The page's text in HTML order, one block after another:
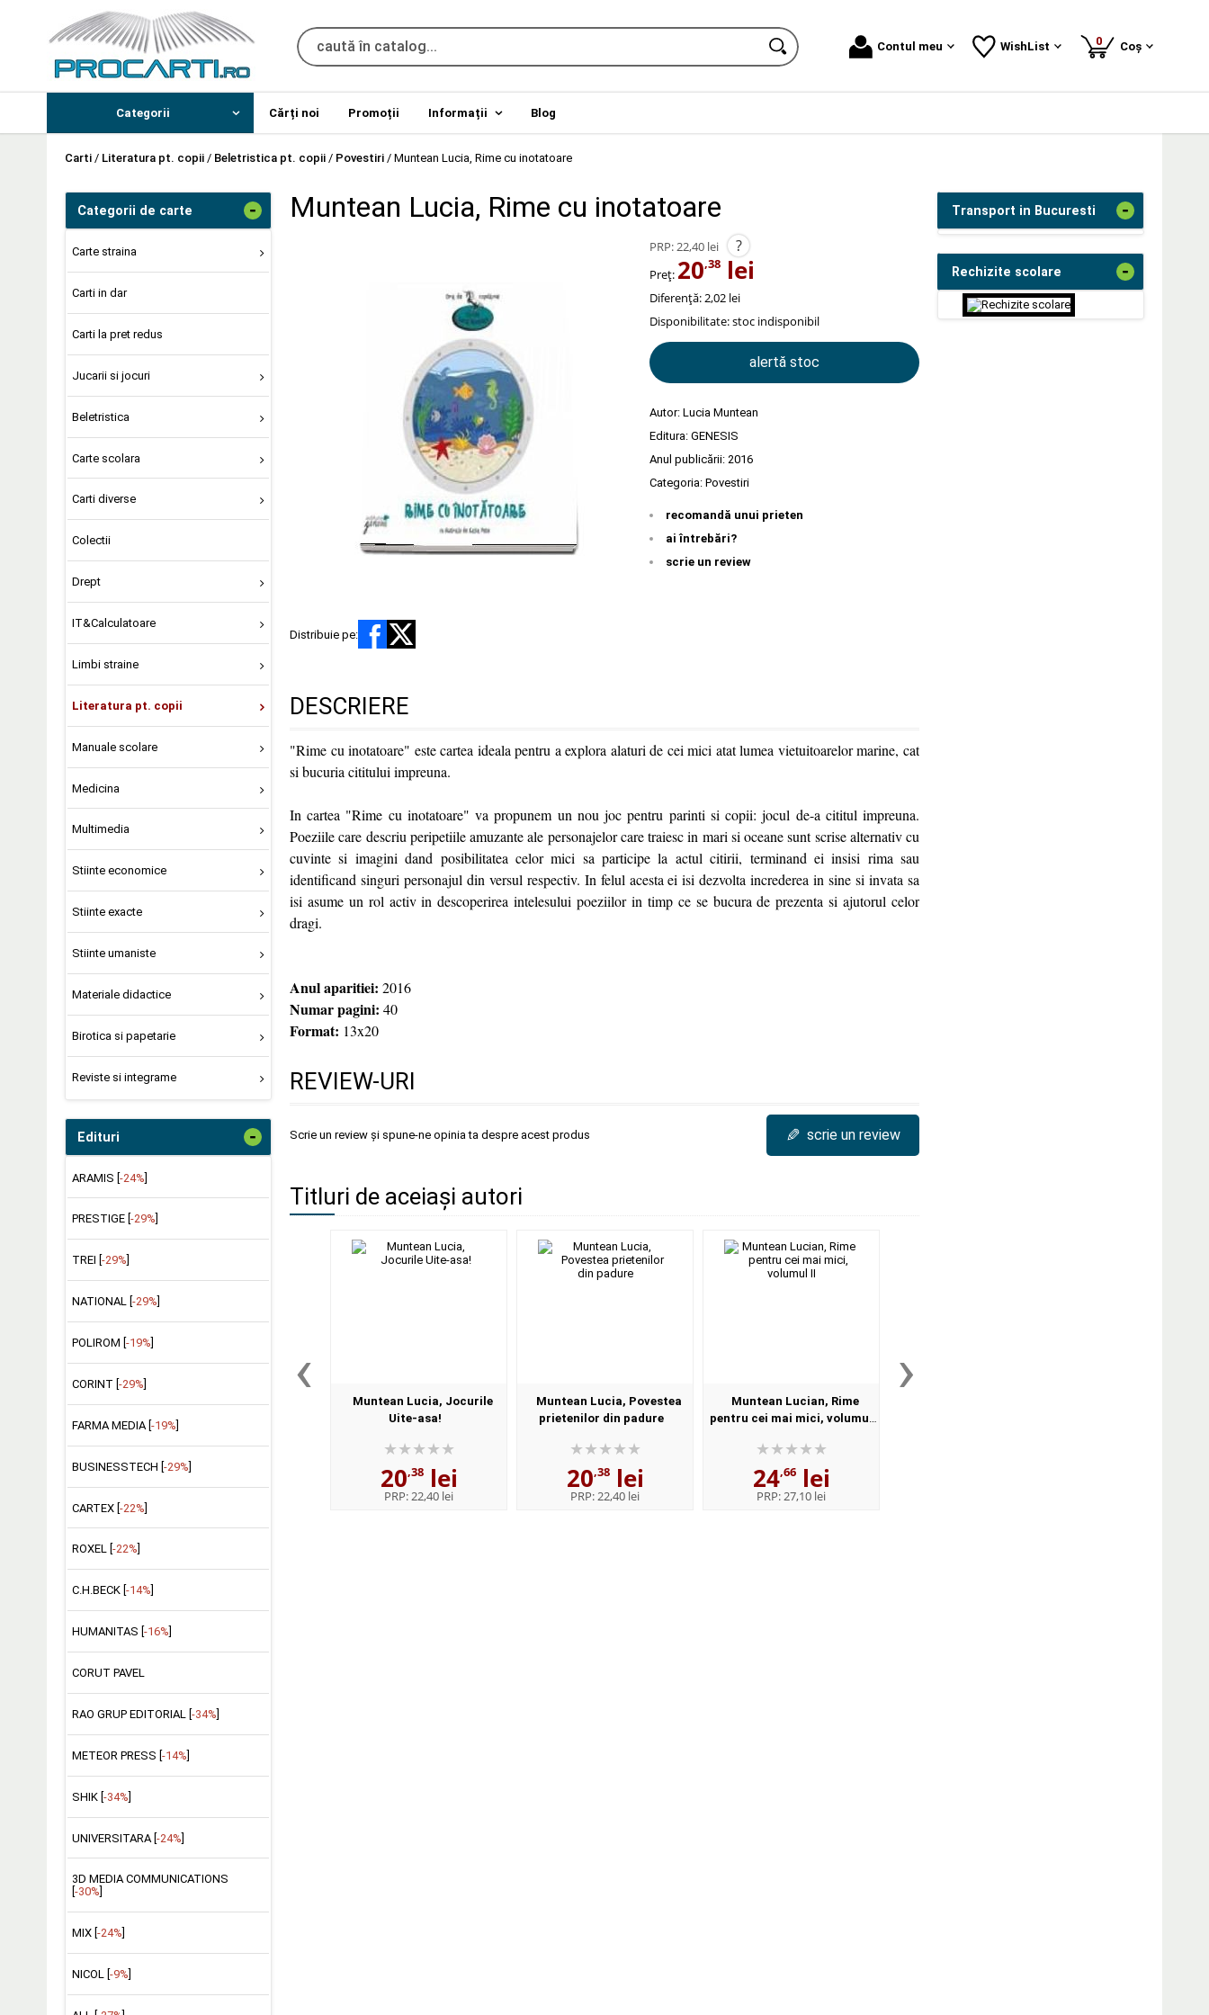
Contul meu WishList 0produse
Coș
Categorii Cărți noi Promoții Informații Blog
Carti / Literatura pt. copii / Beletristica pt. copii / Povestiri / Muntean Lucia, Rime cu inotatoare
Categorii de carte -
Carte straina
Carti in dar
Carti la pret redus
Jucarii si jocuri
Beletristica
Carte scolara
Carti diverse
Colectii
Drept
IT&Calculatoare
Limbi straine
Literatura pt. copii
Manuale scolare
Medicina
Multimedia
Stiinte economice
Stiinte exacte
Stiinte umaniste
Materiale didactice
Birotica si papetarie
Reviste si integrame
Edituri -
ARAMIS [-24%]
PRESTIGE [ -29%
TREI [ -29%
NATIONAL [ -29%
POLIROM [ -19%
CORINT [ -29%
FARMA MEDIA [ -19%
BUSINESSTECH [-29%]
CARTEX [-22%]
ROXEL [ -22%
C.H.BECK [ -14%
HUMANITAS [ -16%
CORUT PAVEL
RAO GRUP EDITORIAL [ -34%
METEOR PRESS [ -14%
SHIK [-34%]
UNIVERSITARA [-24%]
3D MEDIA COMMUNICATIONS
-30%
MIX [ -24%
NICOL [ -9%
Muntean Lucia, Rime cu inotatoare
PRP:22,40 lei ?
Preț: 20,38 lei
Diferență: 2,02 lei
Disponibilitate:stoc indisponibil
alertă stoc
Autor: Lucia Muntean
Editura: GENESIS
Anul publicării: 2016
Categoria: Povestiri
recomandă unui prieten
ai întrebări?
scrie un review
Distribuie pe:
DESCRIERE
"Rime cu inotatoare" este cartea ideala pentru a explora alaturi de cei mici atat lumea vietuitoarelor marine, cat
si bucuria cititului impreuna.
In cartea "Rime cu inotatoare" va propunem un nou joc pentru parinti si copii: jocul de-a cititul impreuna.
Poeziile care descriu peripetiile amuzante ale personajelor care traiesc in mari si oceane sunt scrise alternativ cu
cuvinte si imagini dand posibilitatea celor mici sa participe la actul citirii, terminand ei insisi rima sau
identificand singuri personajul din versul respectiv. In felul acesta ei isi dezvolta increderea in sine si invata sa
isi asume un rol activ in descoperirea intelesului poeziilor in timp ce se bucura de prezenta si ajutorul celor
dragi.
Anul aparitiei: 2016
Numar pagini: 40
Format: 13x20
REVIEW-URI
Scrie un review și spune-ne opinia ta despre acest produs ✎ scrie un review
Titluri de aceiași autori
‹
Muntean Lucia, Jocurile
Uite-asa!
20,38lei
PRP:22,40 lei
Muntean Lucia, Povestea
prietenilor din padure
20,38lei
PRP:22,40 lei
Muntean Lucian, Rime
pentru cei mai mici, volumul
24,66lei
PRP:27,10 lei
›
Transport in Bucuresti -
Rechizite scolare -